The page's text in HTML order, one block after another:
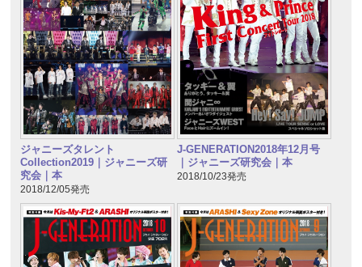
ジャニーズタレント
Collection2019｜ジャニーズ研
究会｜本
2018/12/05発売
J-GENERATION2018年12月号
｜ジャニーズ研究会｜本
2018/10/23発売